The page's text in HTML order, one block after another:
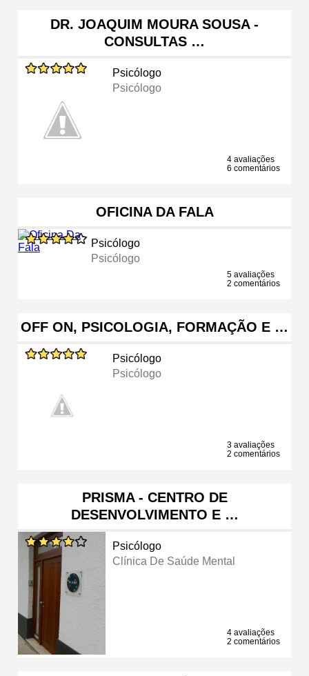
DR. JOAQUIM MOURA SOUSA -
CONSULTAS …
Psicólogo
Psicólogo
4 avaliações
6 comentários
OFICINA DA FALA
Psicólogo
Psicólogo
5 avaliações
2 comentários
OFF ON, PSICOLOGIA, FORMAÇÃO E …
Psicólogo
Psicólogo
3 avaliações
2 comentários
PRISMA - CENTRO DE
DESENVOLVIMENTO E …
Psicólogo
Clínica De Saúde Mental
4 avaliações
2 comentários